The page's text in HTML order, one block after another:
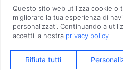
Bergamo n. 01496180165 ·